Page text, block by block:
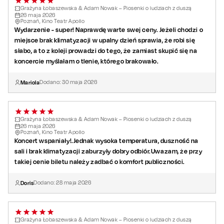
Wystąpią:
Grażyna Łobaszewska- śpiew
Adam Nowak– śpiew i gitara
Zespół Ajagore w składzie:
Maciej Kortas (gitara), Paweł
perkusyjne) oraz Łukasz Sasko (gitara)
Grażyna Łobaszewska & Adam Nowak – Piosenki o ludziach z duszą
26 maja 2026
Poznań, Kino Teatr Apollo
Wydarzenie - super! Naprawdę warte swej ceny. Jeżeli chodzi o
miejsce brak klimatyzacji w upalny dzień sprawia, że robi się
słabo, a to z koleji prowadzi do tego, że zamiast skupić się na
koncercie myślałam o tlenie, którego brakowało.
MariolaDodano:30 maja 2026
Grażyna Łobaszewska & Adam Nowak – Piosenki o ludziach z duszą
26 maja 2026
Poznań, Kino Teatr Apollo
Koncert wspaniały!.Jednak wysoka temperatura, duszność na
sali i brak klimatyzacji zaburzyły dobry odbiór.Uwazam, że przy
takiej cenie biletu należy zadbać o komfort publiczności.
DorisDodano:28 maja 2026
Grażyna Łobaszewska & Adam Nowak – Piosenki o ludziach z duszą